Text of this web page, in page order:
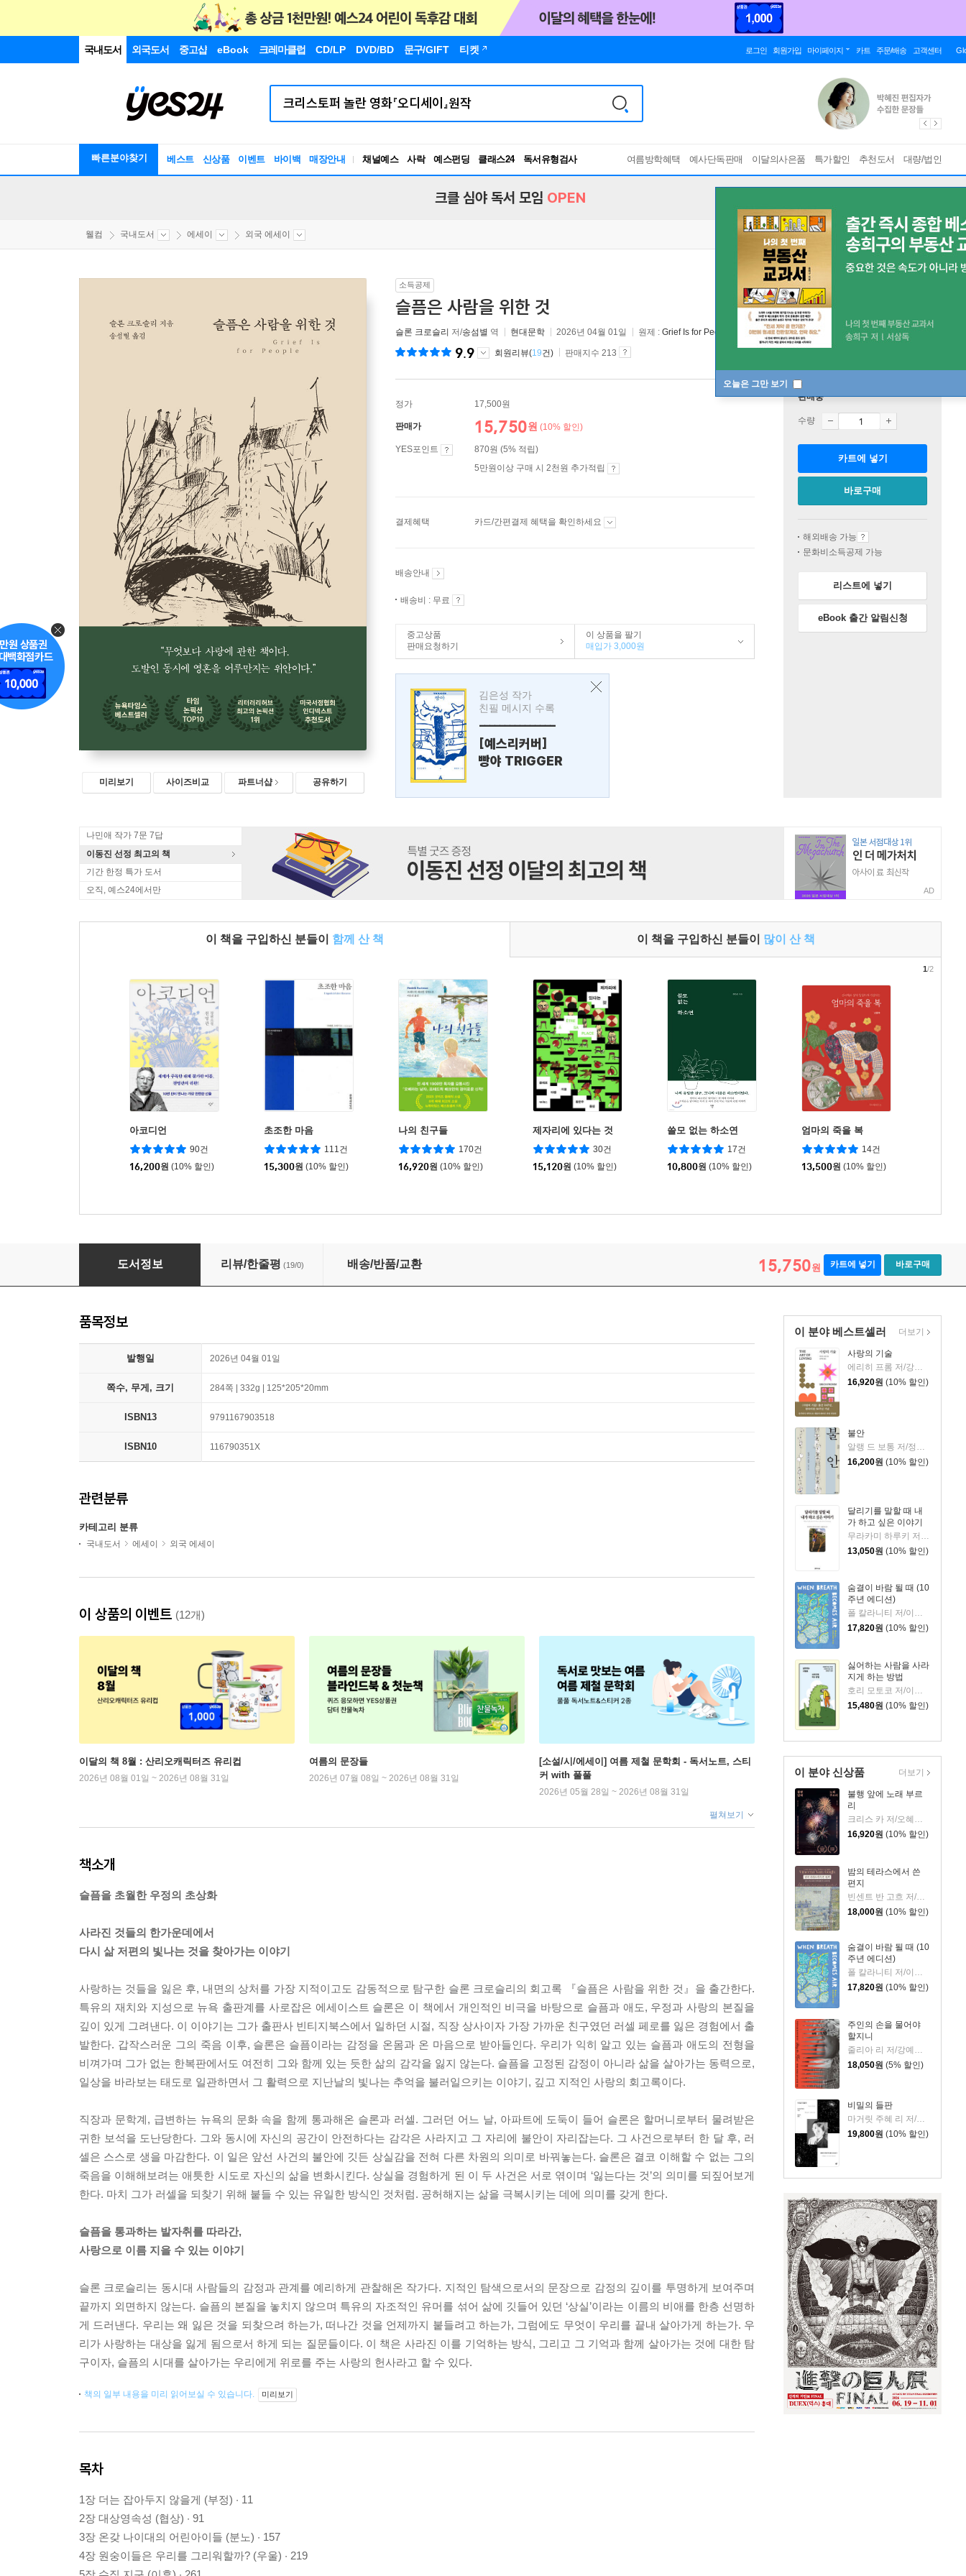
국내도서 외국도서 중고샵 eBook 크레마클럽 CD/LP DVD/BD 문구/GIFT 티켓 로그인 회원가입 마이페이지 카트 주문/배송 고객센터
빠른분야찾기 베스트 신상품 이벤트 바이백 매장안내 채널예스 사락 예스펀딩 클래스24
독서유형검사
RBTI Lab
여름방학혜택 예사단독판매 이달의사은품 특가할인 추천도서 대량/법인
오늘은 그만 보기
크클 심야 독서 모임 OPEN
웰컴 국내도서 에세이 외국 에세이
미리보기 사이즈비교 파트너샵 공유하기
소득공제
슬픔은 사람을 위한 것
슬론 크로슬리 저/송섬별 역 현대문학 2026년 04월 01일 원제 : Grief Is for People
9.9 회원리뷰(19건) 판매지수 213
정가 17,500원
판매가 15,750원 (10% 할인)
YES포인트
870원 (5% 적립)
5만원이상 구매 시 2천원 추가적립
결제혜택 카드/간편결제 혜택을 확인하세요
배송안내
배송비 : 무료
중고상품
판매요청하기
이 상품을 팔기
매입가 3,000원
김은성 작가
친필 메시지 수록
---------------
[예스리커버]
빵야 TRIGGER
판매중
수량
카트에 넣기
바로구매
해외배송 가능
문화비소득공제 가능
리스트에 넣기
eBook 출간 알림신청
나민애 작가 7문 7답
이동진 선정 최고의 책
기간 한정 특가 도서
오직, 예스24에서만
AD
이 책을 구입하신 분들이 함께 산 책 이 책을 구입하신 분들이 많이 산 책
아코디언
90건
16,200원 (10% 할인)
초조한 마음
111건
15,300원 (10% 할인)
나의 친구들
170건
16,920원 (10% 할인)
제자리에 있다는 것
30건
15,120원 (10% 할인)
쓸모 없는 하소연
17건
10,800원 (10% 할인)
엄마의 죽을 복
14건
13,500원 (10% 할인)
1/2
슬픔은 사람을 위한 것
도서정보 리뷰/한줄평 (19/0) 배송/반품/교환 15,750원 카트에 넣기 바로구매
이 분야 베스트셀러
사랑의 기술
에리히 프롬 저/강주헌 역
16,920원 (10% 할인)
불안
알랭 드 보통 저/정영목 역
16,200원 (10% 할인)
달리기를 말할 때 내
가 하고 싶은 이야기
무라카미 하루키 저/임홍빈 역
13,050원 (10% 할인)
숨결이 바람 될 때 (10
주년 에디션)
폴 칼라니티 저/이종인 역
17,820원 (10% 할인)
싫어하는 사람을 사라
지게 하는 방법
15,480원 (10% 할인)
더보기
이 분야 신상품
불행 앞에 노래 부르
리
크리스 카 저/오혜진 역
16,920원 (10% 할인)
밤의 테라스에서 쓴
편지
18,000원 (10% 할인)
숨결이 바람 될 때 (10
주년 에디션)
폴 칼라니티 저/이종인 역
17,820원 (10% 할인)
주인의 손을 물어야
할지니
18,050원 (5% 할인)
비밀의 들판
마거릿 주혜 리 저/장상미 역
19,800원 (10% 할인)
더보기
품목정보
발행일 2026년 04월 01일
쪽수, 무게, 크기 284쪽 | 332g | 125*205*20mm
ISBN13 9791167903518
ISBN10 116790351X
관련분류
카테고리 분류
국내도서 에세이 외국 에세이
이 상품의 이벤트 (12개)
이달의 책 8월 : 산리오캐릭터즈 유리컵
2026년 08월 01일 ~ 2026년 08월 31일
여름의 문장들
2026년 07월 08일 ~ 2026년 08월 31일
[소설/시/에세이] 여름 제철 문학회 - 독서노트, 스티
커 with 풀풀
2026년 05월 28일 ~ 2026년 08월 31일
펼쳐보기
책소개
슬픔을 초월한 우정의 초상화
사라진 것들의 한가운데에서
다시 삶 저편의 빛나는 것을 찾아가는 이야기
사랑하는 것들을 잃은 후, 내면의 상처를 가장 지적이고도 감동적으로 탐구한 슬론 크로슬리의 회고록 『슬픔은 사람을 위한 것』을 출간한다.
특유의 재치와 지성으로 뉴욕 출판계를 사로잡은 에세이스트 슬론은 이 책에서 개인적인 비극을 바탕으로 슬픔과 애도, 우정과 사랑의 본질을
깊이 있게 그려낸다. 이 이야기는 그가 출판사 빈티지북스에서 일하던 시절, 직장 상사이자 가장 가까운 친구였던 러셀 페로를 잃은 경험에서 출
발한다. 갑작스러운 그의 죽음 이후, 슬론은 슬픔이라는 감정을 온몸과 온 마음으로 받아들인다. 우리가 익히 알고 있는 슬픔과 애도의 전형을
비껴가며 그가 없는 한복판에서도 여전히 그와 함께 있는 듯한 삶의 감각을 잃지 않는다. 슬픔을 고정된 감정이 아니라 삶을 살아가는 동력으로,
일상을 바라보는 태도로 일관하면서 그 활력으로 지난날의 빛나는 추억을 불러일으키는 이야기, 깊고 지적인 사랑의 회고록이다.
직장과 문학계, 급변하는 뉴욕의 문화 속을 함께 통과해온 슬론과 러셀. 그러던 어느 날, 아파트에 도둑이 들어 슬론은 할머니로부터 물려받은
귀한 보석을 도난당한다. 그와 동시에 자신의 공간이 안전하다는 감각은 사라지고 그 자리에 불안이 자리잡는다. 그 사건으로부터 한 달 후, 러
셀은 스스로 생을 마감한다. 이 일은 앞선 사건의 불안에 깃든 상실감을 전혀 다른 차원의 의미로 바꿔놓는다. 슬론은 결코 이해할 수 없는 그의
죽음을 이해해보려는 애틋한 시도로 자신의 삶을 변화시킨다. 상실을 경험하게 된 이 두 사건은 서로 엮이며 ‘잃는다는 것’의 의미를 되짚어보게
한다. 마치 그가 러셀을 되찾기 위해 붙들 수 있는 유일한 방식인 것처럼. 공허해지는 삶을 극복시키는 데에 의미를 갖게 한다.
슬픔을 통과하는 발자취를 따라간,
사랑으로 이름 지을 수 있는 이야기
슬론 크로슬리는 동시대 사람들의 감정과 관계를 예리하게 관찰해온 작가다. 지적인 탐색으로서의 문장으로 감정의 깊이를 투명하게 보여주며
끝까지 외면하지 않는다. 슬픔의 본질을 놓치지 않으며 특유의 자조적인 유머를 섞어 삶에 깃들어 있던 ‘상실’이라는 이름의 비애를 한층 선명하
게 드러낸다. 우리는 왜 잃은 것을 되찾으려 하는가, 떠나간 것을 언제까지 붙들려고 하는가, 그럼에도 무엇이 우리를 끝내 살아가게 하는가. 우
리가 사랑하는 대상을 잃게 됨으로서 하게 되는 질문들이다. 이 책은 사라진 이를 기억하는 방식, 그리고 그 기억과 함께 살아가는 것에 대한 탐
구이자, 슬픔의 시대를 살아가는 우리에게 위로를 주는 사랑의 헌사라고 할 수 있다.
책의 일부 내용을 미리 읽어보실 수 있습니다. 미리보기
목차
1장 더는 잡아두지 않을게 (부정) · 11
2장 대상영속성 (협상) · 91
3장 온갖 나이대의 어린아이들 (분노) · 157
4장 원숭이들은 우리를 그리워할까? (우울) · 219